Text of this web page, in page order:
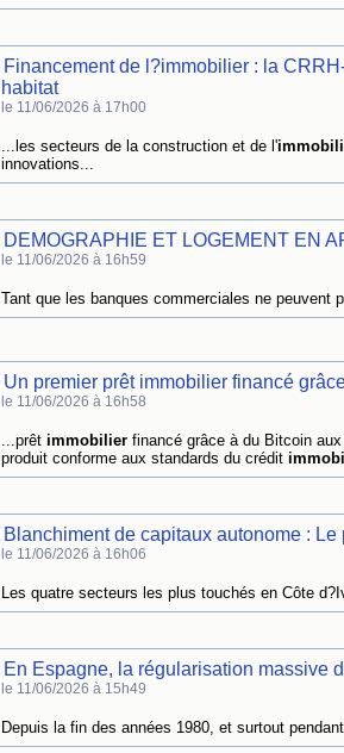
Financement de l?immobilier : la
habitat
le 11/06/2026 à 17h00
...les secteurs de la construction et de l'
innovations...
DEMOGRAPHIE ET LOGEMENT EN
le 11/06/2026 à 16h59
Tant que les banques commerciales ne peuvent
Un premier prêt immobilier financé
le 11/06/2026 à 16h58
...prêt immobilierfinancé grâce à du Bitcoin
produit conforme aux standards du crédit
Blanchiment de capitaux autonome :
le 11/06/2026 à 16h06
Les quatre secteurs les plus touchés en Côte
En Espagne, la régularisation massive
le 11/06/2026 à 15h49
Depuis la fin des années 1980, et surtout